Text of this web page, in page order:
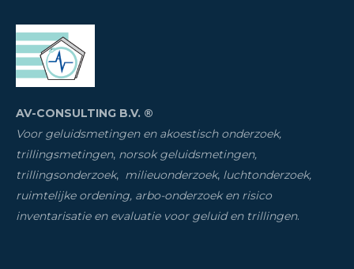
AV-CONSULTING B.V. ®
Voor geluidsmetingen en akoestisch onderzoek,
trillingsmetingen, norsok geluidsmetingen,
trillingsonderzoek, milieuonderzoek, luchtonderzoek,
ruimtelijke ordening, arbo-onderzoek en risico
inventarisatie en evaluatie voor geluid en trillingen.